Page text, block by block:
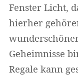
Fenster Licht,
hierher
Geheimnisse
Regale kann